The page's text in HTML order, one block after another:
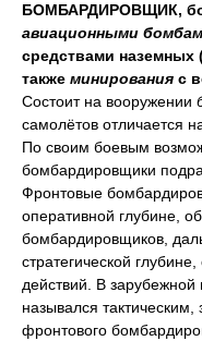
БОМБАРДИРОВЩИК,
авиационными
средствами наземных
также минирования с
Состоит на вооружении
самолётов отличается
По своим боевым
бомбардировщики
Фронтовые
оперативной глубине,
бомбардировщиков,
стратегической
действий. В
назывался
фронтового